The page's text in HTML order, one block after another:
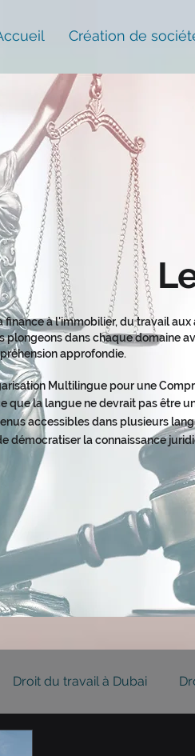
Création de
finance à l'immobilier, du travail
plongeons dans chaque domaine
approfondie.
Multilingue pour une
que la langue ne devrait pas être
accessibles dans plusieurs
démocratiser la connaissance
Droit du travail à Dubai